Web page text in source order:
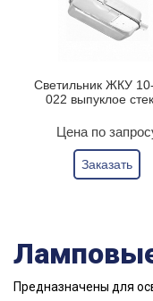
Светильник ЖКУ
022 выпуклое
Цена по
Заказать
Предназначены для